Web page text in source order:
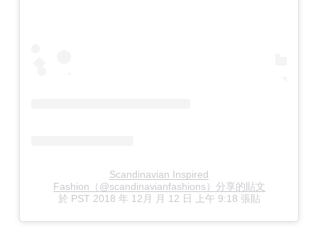
Scandinavian Inspired
Fashion（@scandinavianfashions）分享的貼文
於 PST 2018 年 12月 月 12 日 上午 9:18 張貼